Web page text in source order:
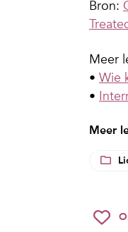
Bron:
Meer
• Wie
•
Meer